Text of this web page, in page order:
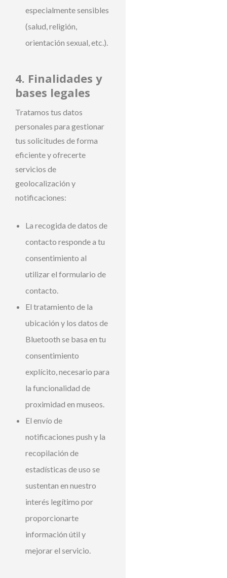
especialmente sensibles
(salud, religión,
orientación sexual, etc.).
4. Finalidades y
bases legales
Tratamos tus datos
personales para gestionar
tus solicitudes de forma
eficiente y ofrecerte
servicios de
geolocalización y
notificaciones:
La recogida de datos de
contacto responde a tu
consentimiento al
utilizar el formulario de
contacto.
El tratamiento de la
ubicación y los datos de
Bluetooth se basa en tu
consentimiento
explícito, necesario para
la funcionalidad de
proximidad en museos.
El envío de
notificaciones push y la
recopilación de
estadísticas de uso se
sustentan en nuestro
interés legítimo por
proporcionarte
información útil y
mejorar el servicio.